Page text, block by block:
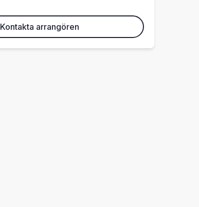
Kontakta arrangören